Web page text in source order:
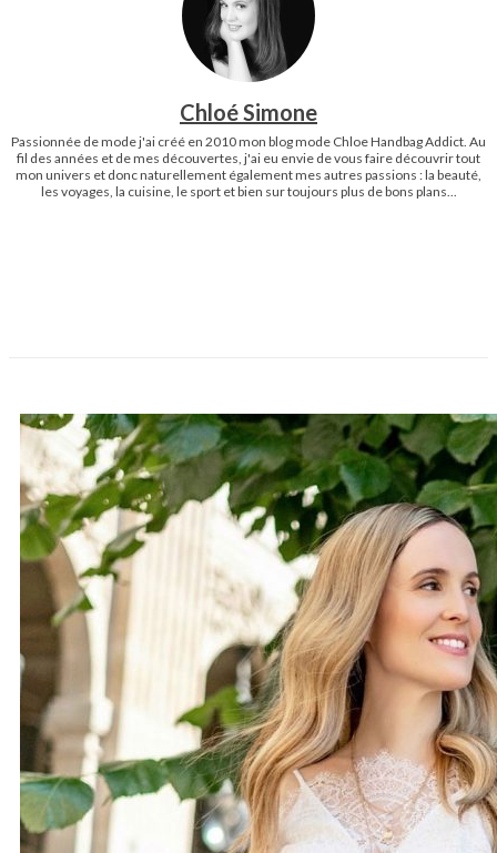
Chloé Simone
Passionnée de mode j'ai créé en 2010 mon blog mode Chloe Handbag Addict. Au
fil des années et de mes découvertes, j'ai eu envie de vous faire découvrir tout
mon univers et donc naturellement également mes autres passions : la beauté,
les voyages, la cuisine, le sport et bien sur toujours plus de bons plans...